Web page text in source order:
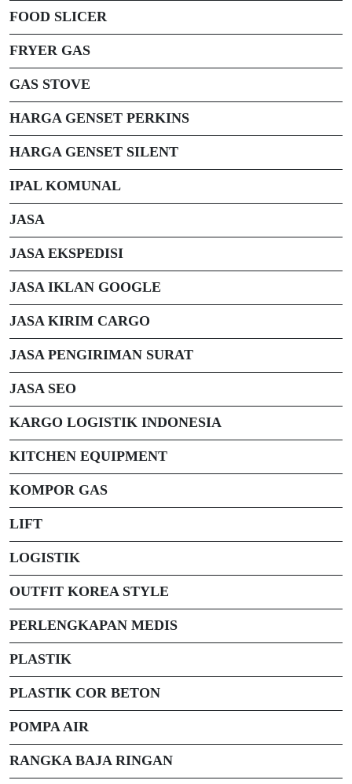
FOOD SLICER
FRYER GAS
GAS STOVE
HARGA GENSET PERKINS
HARGA GENSET SILENT
IPAL KOMUNAL
JASA
JASA EKSPEDISI
JASA IKLAN GOOGLE
JASA KIRIM CARGO
JASA PENGIRIMAN SURAT
JASA SEO
KARGO LOGISTIK INDONESIA
KITCHEN EQUIPMENT
KOMPOR GAS
LIFT
LOGISTIK
OUTFIT KOREA STYLE
PERLENGKAPAN MEDIS
PLASTIK
PLASTIK COR BETON
POMPA AIR
RANGKA BAJA RINGAN